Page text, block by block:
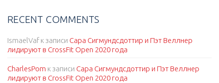
RECENT COMMENTS
IsmaelVaf к записи Сара Сигмундсдоттир и Пэт Веллнер
лидируют в CrossFit Open 2020 года
CharlesPom к записи Сара Сигмундсдоттир и Пэт Веллнер
лидируют в CrossFit Open 2020 года